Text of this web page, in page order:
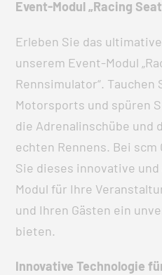
Event-Modul „Racing
Erleben Sie das
unserem Event-Modul
Rennsimulator“. Tauchen
Motorsports und spüren
die Adrenalinschübe und
echten Rennens. Bei scm
Sie dieses innovative
Modul für Ihre
und Ihren Gästen ein
bieten.
Innovative Technologie